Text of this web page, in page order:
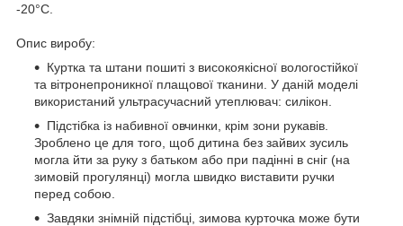
-20°C.
Опис виробу:
Куртка та штани пошиті з високоякісної вологостійкої
та вітронепроникної плащової тканини. У даній моделі
використаний ультрасучасний утеплювач: силікон.
Підстібка із набивної овчинки, крім зони рукавів.
Зроблено це для того, щоб дитина без зайвих зусиль
могла йти за руку з батьком або при падінні в сніг (на
зимовій прогулянці) могла швидко виставити ручки
перед собою.
Завдяки знімній підстібці, зимова курточка може бути